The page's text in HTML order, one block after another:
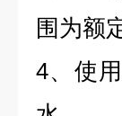
围为额
4、使